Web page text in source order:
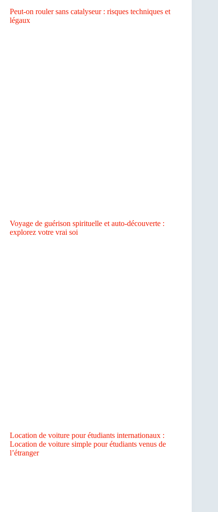
Peut-on rouler sans catalyseur : risques techniques et
légaux
Voyage de guérison spirituelle et auto-découverte :
explorez votre vrai soi
Location de voiture pour étudiants internationaux :
Location de voiture simple pour étudiants venus de
l’étranger